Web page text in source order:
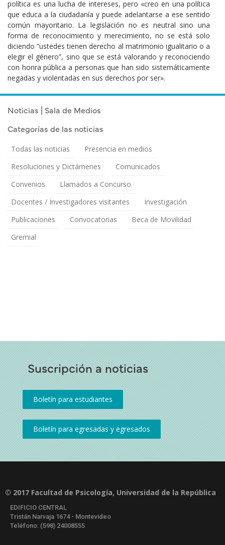
Noticias | Sala de Medios
Categorías de las noticias
Todas las noticias
Presencia en medios
Resoluciones y Dictámenes
Comunicados
Convenios
Llamados a Concurso
Docentes / Investigadores visitantes
Investigación
Publicaciones
Convocatorias
Beca de Movilidad
Gremial
política es una lucha de intereses, pero «creo en una política
que educa a la ciudadanía y puede adelantarse a ese sentido
común mayoritario. La legislación no es neutral sino una
forma de reconocimiento y merecimiento, no se está solo
diciendo “ustedes tienen derecho al matrimonio igualitario o a
elegir el género”, sino que se está valorando y reconociendo
con honra pública a personas que han sido sistemáticamente
negadas y violentadas en sus derechos por ser».
Suscripción a noticias
© 2017 Facultad de Psicología, Universidad de la República
EDIFICIO CENTRAL
Tristán Narvaja 1674 - Montevideo
Teléfono: (598) 24008555